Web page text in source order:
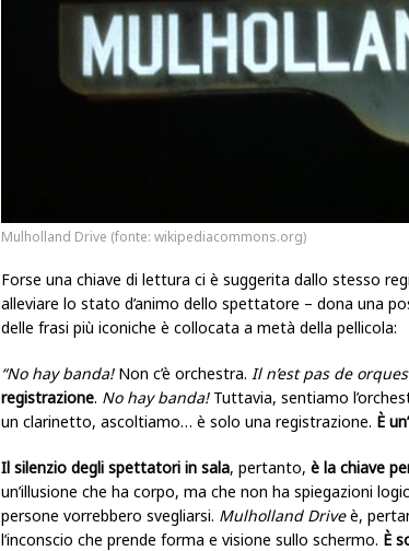
Mulholland Drive (fonte: wikipediacommons.org)
Forse una chiave di lettura ci è suggerita dallo stesso
alleviare lo stato d’animo dello spettatore – dona una
delle frasi più iconiche è collocata a metà della pellicola:
“No hay banda!Non c’è orchestra. Il n’est pas de
registrazione. No hay banda!Tuttavia, sentiamo
un clarinetto, ascoltiamo… è solo una registrazione. È
Il silenzio degli spettatori in sala, pertanto, è la chiave
un’illusione che ha corpo, ma che non ha spiegazioni
persone vorrebbero svegliarsi. Mulholland Driveè,
l’inconscio che prende forma e visione sullo schermo. È